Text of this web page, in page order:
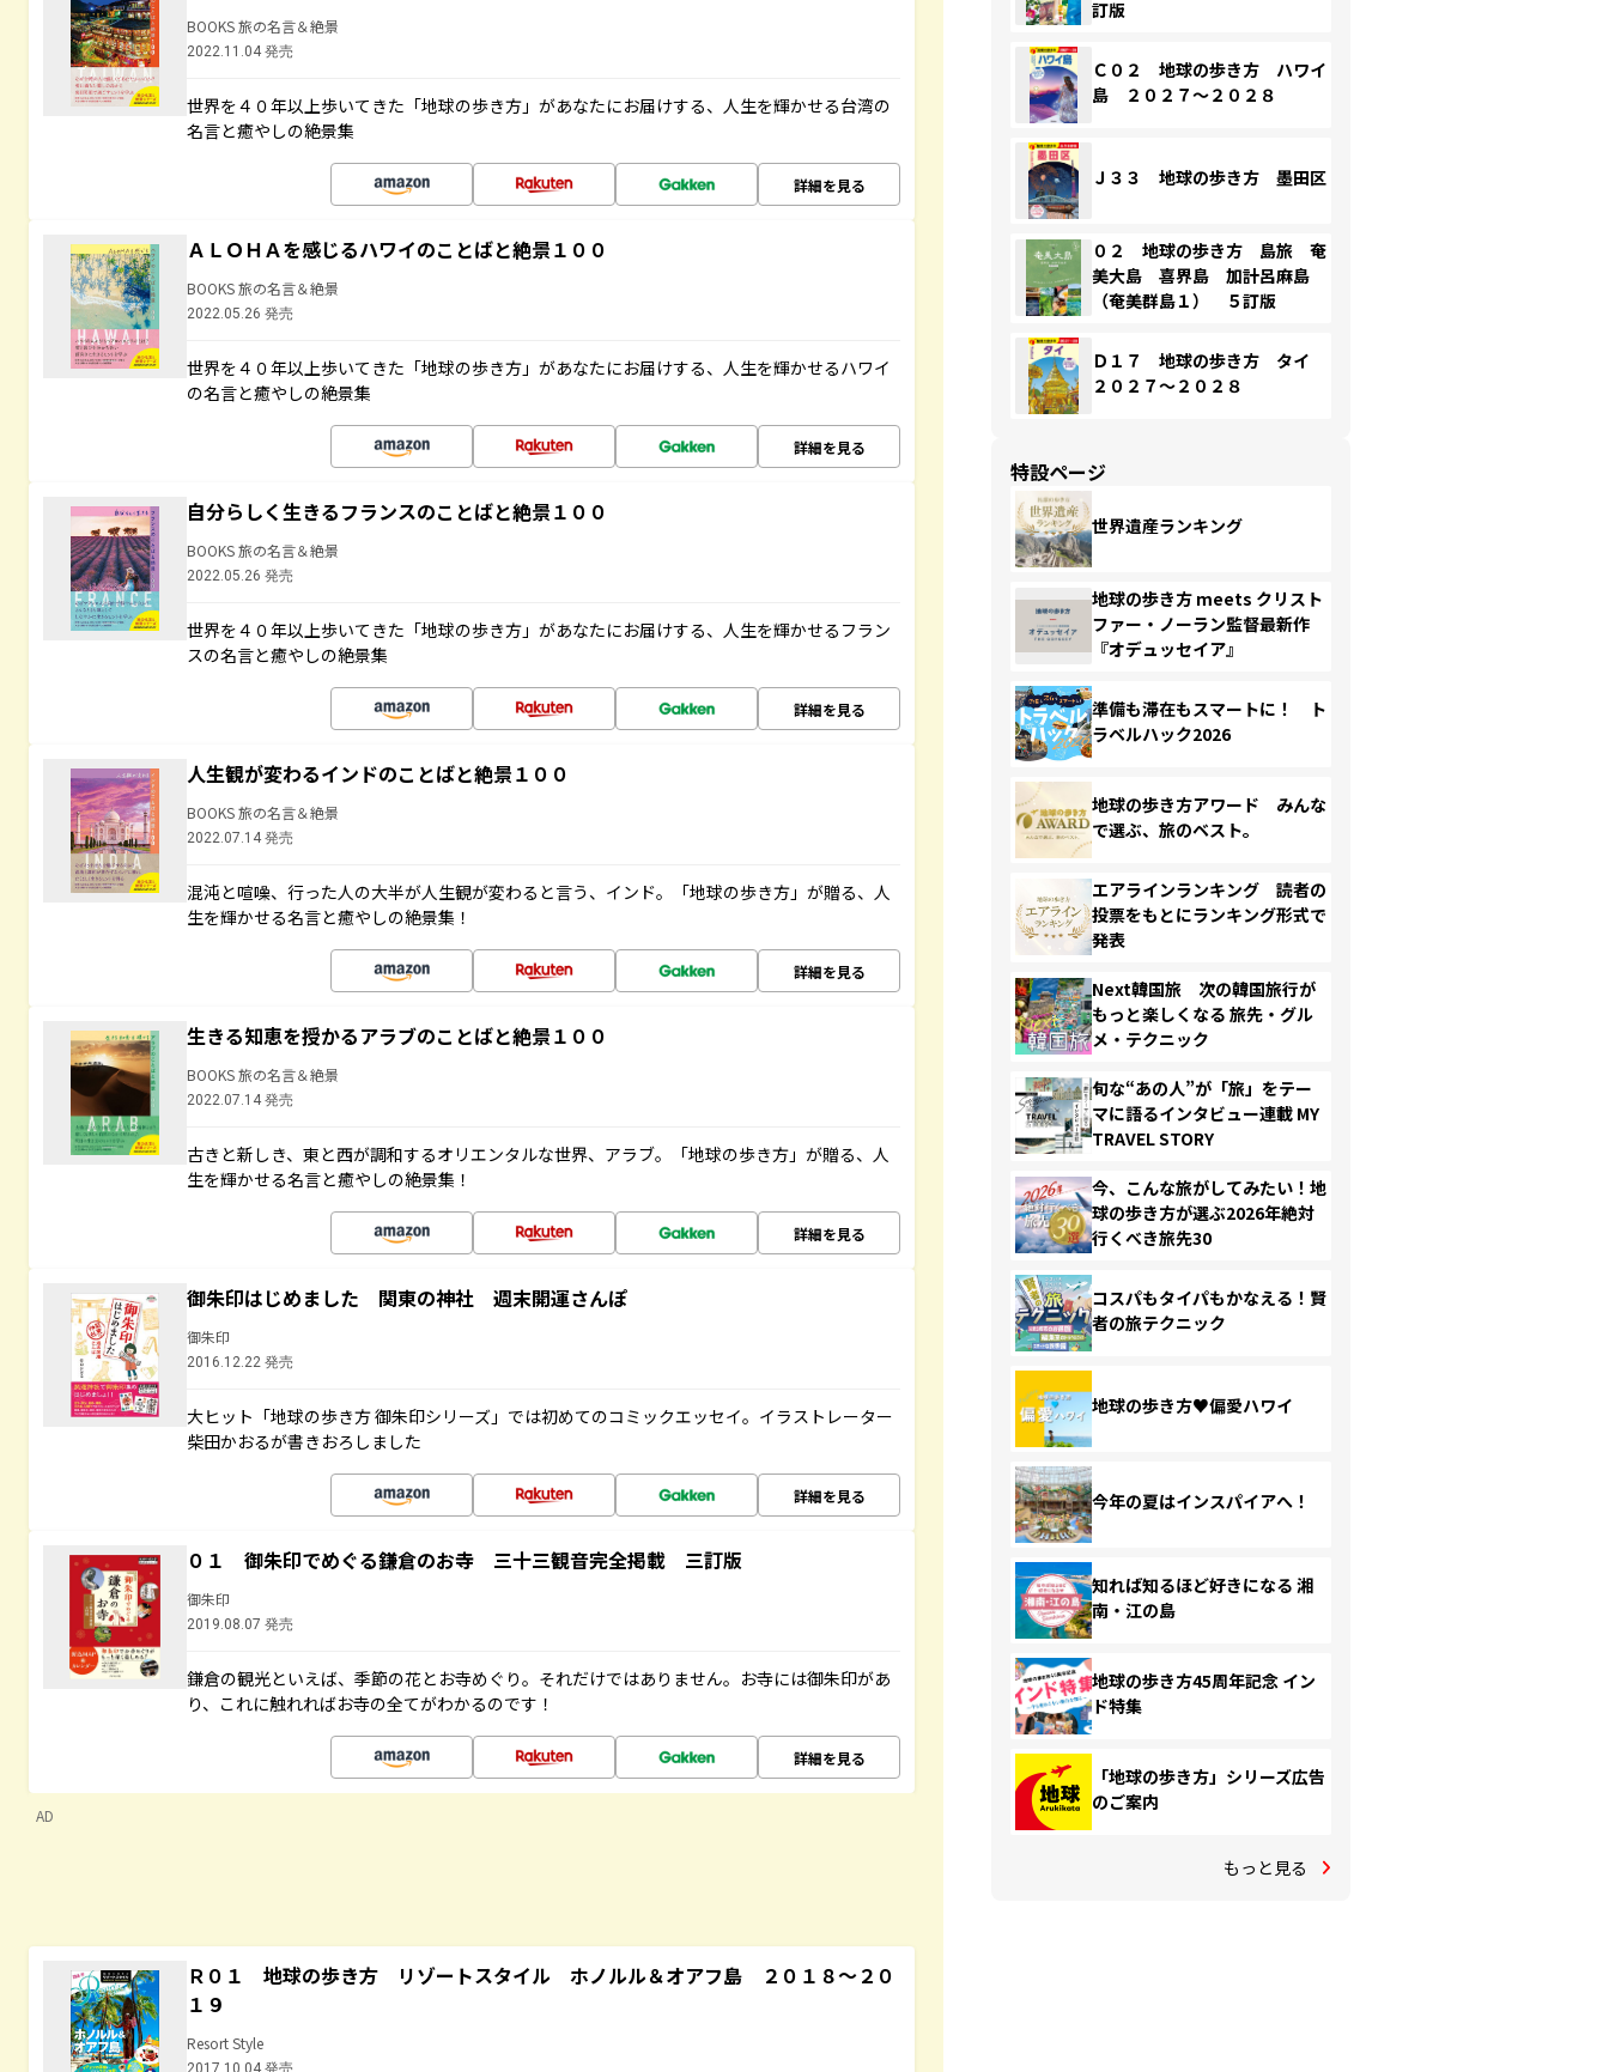
BOOKS 旅の名言＆絶景
2022.11.04 発売
世界を４０年以上歩いてきた「地球の歩き方」があなたにお届けする、人生を輝かせる台湾の
名言と癒やしの絶景集
詳細を見る
ＡＬＯＨＡを感じるハワイのことばと絶景１００
BOOKS 旅の名言＆絶景
2022.05.26 発売
世界を４０年以上歩いてきた「地球の歩き方」があなたにお届けする、人生を輝かせるハワイ
の名言と癒やしの絶景集
詳細を見る
自分らしく生きるフランスのことばと絶景１００
BOOKS 旅の名言＆絶景
2022.05.26 発売
世界を４０年以上歩いてきた「地球の歩き方」があなたにお届けする、人生を輝かせるフラン
スの名言と癒やしの絶景集
詳細を見る
人生観が変わるインドのことばと絶景１００
BOOKS 旅の名言＆絶景
2022.07.14 発売
混沌と喧噪、行った人の大半が人生観が変わると言う、インド。「地球の歩き方」が贈る、人
生を輝かせる名言と癒やしの絶景集！
詳細を見る
生きる知恵を授かるアラブのことばと絶景１００
BOOKS 旅の名言＆絶景
2022.07.14 発売
古きと新しき、東と西が調和するオリエンタルな世界、アラブ。「地球の歩き方」が贈る、人
生を輝かせる名言と癒やしの絶景集！
詳細を見る
御朱印はじめました 関東の神社 週末開運さんぽ
御朱印
2016.12.22 発売
大ヒット「地球の歩き方 御朱印シリーズ」では初めてのコミックエッセイ。イラストレーター
柴田かおるが書きおろしました
詳細を見る
０１ 御朱印でめぐる鎌倉のお寺 三十三観音完全掲載 三訂版
御朱印
2019.08.07 発売
鎌倉の観光といえば、季節の花とお寺めぐり。それだけではありません。お寺には御朱印があ
り、これに触れればお寺の全てがわかるのです！
詳細を見る
AD
Ｒ０１ 地球の歩き方 リゾートスタイル ホノルル＆オアフ島 ２０１８～２０
１９
Resort Style
2017.10.04 発売
訂版
Ｃ０２ 地球の歩き方 ハワイ
島 ２０２７～２０２８
Ｊ３３ 地球の歩き方 墨田区
０２ 地球の歩き方 島旅 奄
美大島 喜界島 加計呂麻島
（奄美群島１） ５訂版
Ｄ１７ 地球の歩き方 タイ
２０２７～２０２８
特設ページ
世界遺産ランキング
地球の歩き方 meets クリスト
ファー・ノーラン監督最新作
『オデュッセイア』
準備も滞在もスマートに！ ト
ラベルハック2026
地球の歩き方アワード みんな
で選ぶ、旅のベスト。
エアラインランキング 読者の
投票をもとにランキング形式で
発表
Next韓国旅 次の韓国旅行が
もっと楽しくなる 旅先・グル
メ・テクニック
旬な“あの人”が「旅」をテー
マに語るインタビュー連載 MY
TRAVEL STORY
今、こんな旅がしてみたい！地
球の歩き方が選ぶ2026年絶対
行くべき旅先30
コスパもタイパもかなえる！賢
者の旅テクニック
地球の歩き方♥偏愛ハワイ
今年の夏はインスパイアへ！
知れば知るほど好きになる 湘
南・江の島
地球の歩き方45周年記念 イン
ド特集
「地球の歩き方」シリーズ広告
のご案内
もっと見る